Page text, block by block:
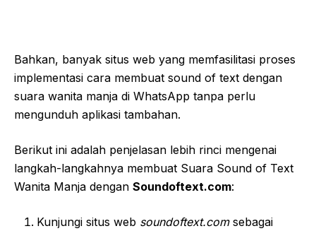
Bahkan, banyak situs web yang memfasilitasi proses
implementasi cara membuat sound of text dengan
suara wanita manja di WhatsApp tanpa perlu
mengunduh aplikasi tambahan.
Berikut ini adalah penjelasan lebih rinci mengenai
langkah-langkahnya membuat Suara Sound of Text
Wanita Manja dengan Soundoftext.com:
Kunjungi situs web soundoftext.comsebagai